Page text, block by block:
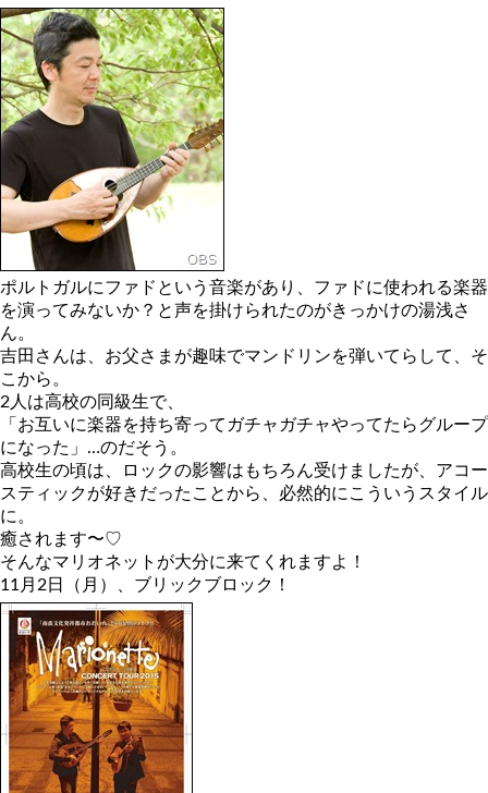
ポルトガルにファドという音楽があり、ファドに使われる楽器
を演ってみないか？と声を掛けられたのがきっかけの湯浅さ
ん。
吉田さんは、お父さまが趣味でマンドリンを弾いてらして、そ
こから。
2人は高校の同級生で、
「お互いに楽器を持ち寄ってガチャガチャやってたらグループ
になった」…のだそう。
高校生の頃は、ロックの影響はもちろん受けましたが、アコー
スティックが好きだったことから、必然的にこういうスタイル
に。
癒されます〜♡
そんなマリオネットが大分に来てくれますよ！
11月2日（月）、ブリックブロック！